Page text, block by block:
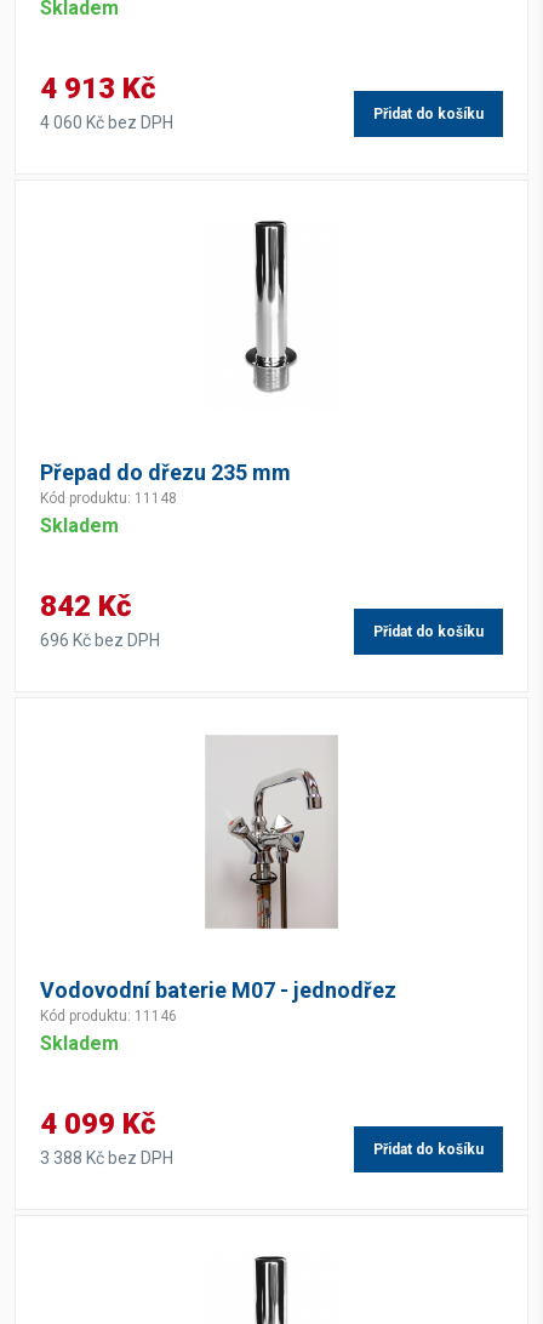
Skladem
4 913 Kč
4 060 Kč bez DPH Přidat do košíku
Přepad do dřezu 235 mm
Kód produktu: 11148
Skladem
842 Kč
696 Kč bez DPH Přidat do košíku
Vodovodní baterie M07 - jednodřez
Kód produktu: 11146
Skladem
4 099 Kč
3 388 Kč bez DPH Přidat do košíku